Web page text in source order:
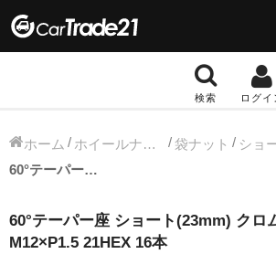
検索 ログイ
冬タイヤホイール
13インチ：冬タイヤホイール
ホーム ホイールナット 袋ナット
60°テーパー座 ショート(23mm) クロム ホイールナット M12×P1.5 21HEX 16本
60°テーパー座 ショート(23mm) クロ
M12×P1.5 21HEX 16本